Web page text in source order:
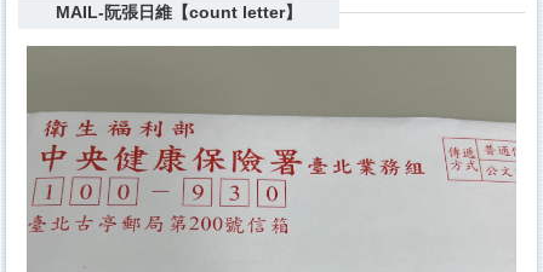
MAIL-阮張日維【count letter】